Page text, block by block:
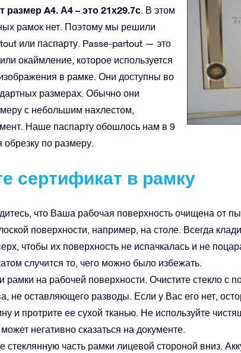
размер A4. А4 – это 21х29.7с. В этом
рамок нет. Поэтому мы решили
или паспарту. Passe-partout — это
окаймление, которое используется
в рамке. Они доступны во
размерах. Обычно они
с небольшим нахлестом,
Наше паспарту обошлось нам в 9
по размеру.
сертификат в рамку
что Ваша рабочая поверхность очищена от
поверхности, например, на столе. Всегда
чтобы их поверхность не испачкалась и не
случится то, чего можно было избежать.
рамки на рабочей поверхности. Очистите стекло с
не оставляющего разводы. Если у Вас его нет,
и протрите ее сухой тканью. Не используйте
может негативно сказаться на документе.
стеклянную часть рамки лицевой стороной вниз.